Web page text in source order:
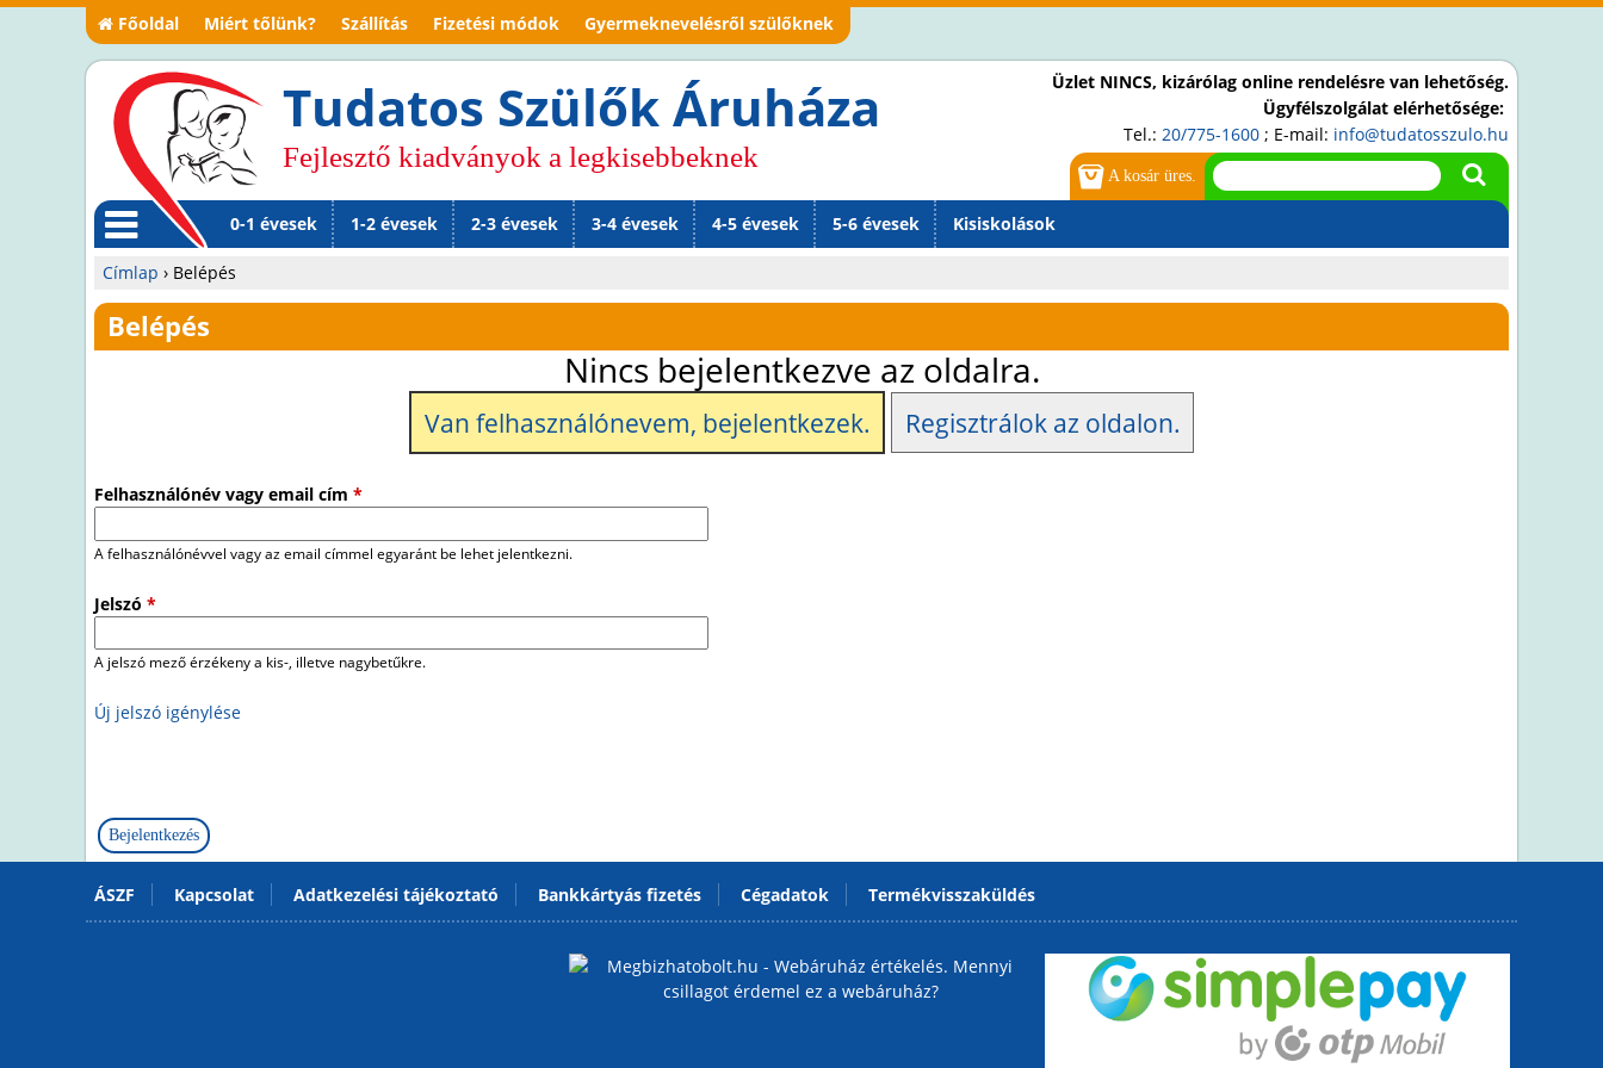
Jump to navigation
Főoldal Miért tőlünk? Szállítás Fizetési módok Gyermeknevelésről szülőknek
Tudatos Szülők Áruháza
Fejlesztő kiadványok a legkisebbeknek
Üzlet NINCS, kizárólag online rendelésre van lehetőség.
Ügyfélszolgálat elérhetősége:
Tel.: 20/775-1600 ; E-mail: info@tudatosszulo.hu
Jelenlegi
hely
Címlap › Belépés
Belépés
Nincs bejelentkezve az oldalra.
Van felhasználónevem, bejelentkezek. Regisztrálok az oldalon.
Felhasználónév vagy email cím *
A felhasználónévvel vagy az email címmel egyaránt be lehet jelentkezni.
Jelszó *
A jelszó mező érzékeny a kis-, illetve nagybetűkre.
Új jelszó igénylése
A kosár üres.
M
en
ü
0-1 évesek 1-2 évesek 2-3 évesek 3-4 évesek 4-5 évesek 5-6 évesek Kisiskolások
ÁSZF Kapcsolat Adatkezelési tájékoztató Bankkártyás fizetés Cégadatok Termékvisszaküldés